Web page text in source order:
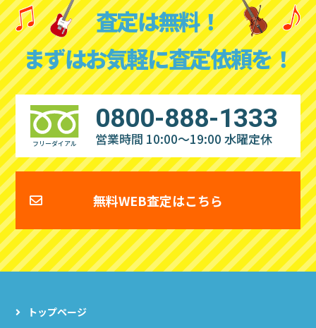
査定は無料！
まずはお気軽に査定依頼を！
フリーダイアル
0800-888-1333
営業時間 10:00～19:00 水曜定休
無料WEB査定はこちら
トップページ